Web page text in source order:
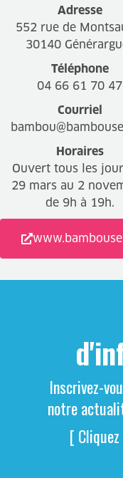
Adresse
552 rue de
30140
Téléphone
04 66 61 70 47
Courriel
Horaires
Ouvert tous les
29 mars au 2
de 9h à 19h.
Inscrivez-
notre
[